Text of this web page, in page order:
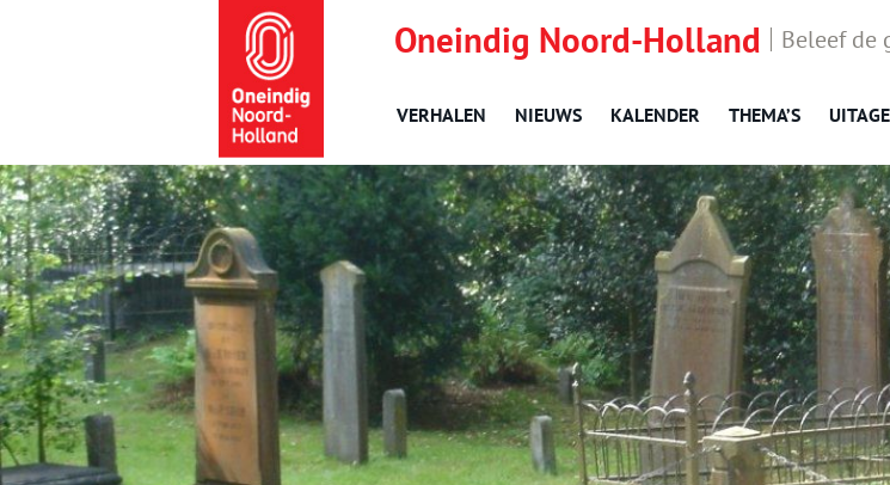
Oneindig Noord-Holland Beleef de
VERHALEN NIEUWS KALENDER THEMA’S